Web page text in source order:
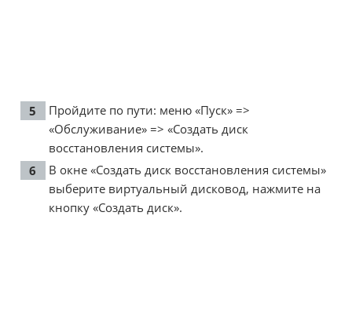
Пройдите по пути: меню «Пуск» =>
«Обслуживание» => «Создать диск
восстановления системы».
В окне «Создать диск восстановления системы»
выберите виртуальный дисковод, нажмите на
кнопку «Создать диск».